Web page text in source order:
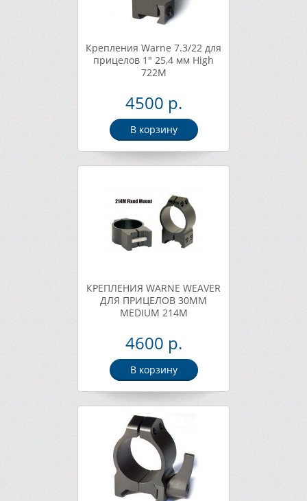
Крепления Warne 7.3/22 для
прицелов 1" 25,4 мм High
722M
4500 р.
В корзину
КРЕПЛЕНИЯ WARNE WEAVER
ДЛЯ ПРИЦЕЛОВ 30ММ
MEDIUM 214M
4600 р.
В корзину